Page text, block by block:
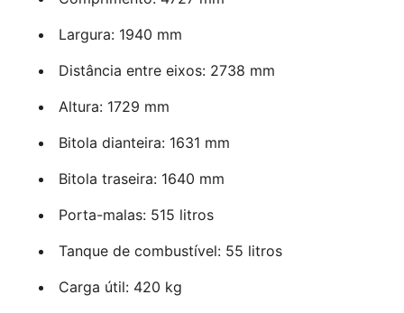
Largura: 1940 mm
Distância entre eixos: 2738 mm
Altura: 1729 mm
Bitola dianteira: 1631 mm
Bitola traseira: 1640 mm
Porta-malas: 515 litros
Tanque de combustível: 55 litros
Carga útil: 420 kg